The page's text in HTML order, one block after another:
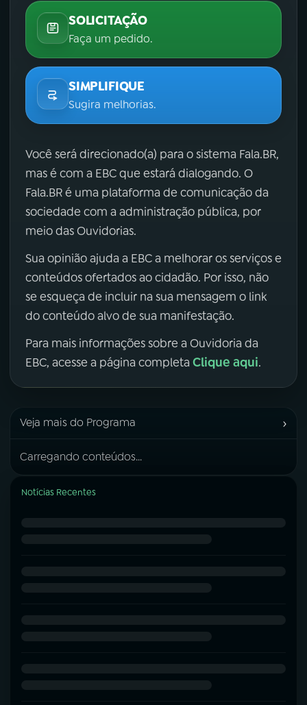
SOLICITAÇÃO
Faça um pedido.
SIMPLIFIQUE
Sugira melhorias.
Você será direcionado(a) para o sistema Fala.BR,
mas é com a EBC que estará dialogando. O
Fala.BR é uma plataforma de comunicação da
sociedade com a administração pública, por
meio das Ouvidorias.
Sua opinião ajuda a EBC a melhorar os serviços e
conteúdos ofertados ao cidadão. Por isso, não
se esqueça de incluir na sua mensagem o link
do conteúdo alvo de sua manifestação.
Para mais informações sobre a Ouvidoria da
EBC, acesse a página completa Clique aqui.
Veja mais do Programa ›
Carregando conteúdos...
Notícias Recentes